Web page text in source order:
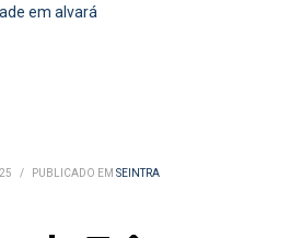
em alvará
/ PUBLICADO EM SEINTRA